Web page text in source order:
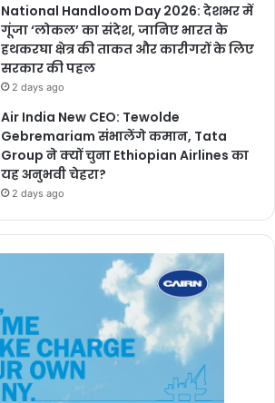
National Handloom Day 2026: देशभर में
गूंजा ‘लोकल’ का संदेश, जानिए भारत के
हथकरघा क्षेत्र की ताकत और कारीगरों के लिए
सरकार की पहल
2 days ago
Air India New CEO: Tewolde
Gebremariam संभालेंगे कमान, Tata
Group ने क्यों चुना Ethiopian Airlines का
यह अनुभवी चेहरा?
2 days ago